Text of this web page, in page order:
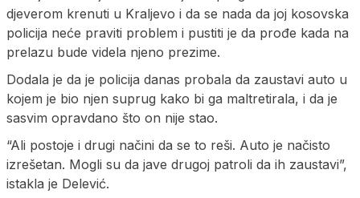
djeverom krenuti u Kraljevo i da se nada da joj kosovska
policija neće praviti problem i pustiti je da prođe kada na
prelazu bude videla njeno prezime.
Dodala je da je policija danas probala da zaustavi auto u
kojem je bio njen suprug kako bi ga maltretirala, i da je
sasvim opravdano što on nije stao.
“Ali postoje i drugi načini da se to reši. Auto je načisto
izrešetan. Mogli su da jave drugoj patroli da ih zaustavi”,
istakla je Delević.